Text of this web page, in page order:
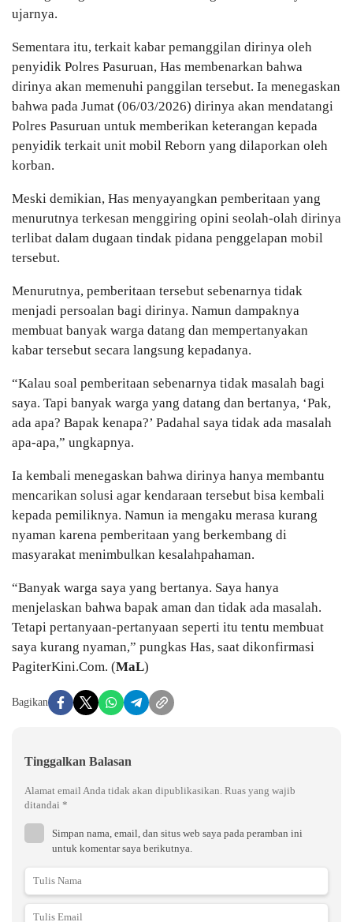
ujarnya.
Sementara itu, terkait kabar pemanggilan dirinya oleh
penyidik Polres Pasuruan, Has membenarkan bahwa
dirinya akan memenuhi panggilan tersebut. Ia menegaskan
bahwa pada Jumat (06/03/2026) dirinya akan mendatangi
Polres Pasuruan untuk memberikan keterangan kepada
penyidik terkait unit mobil Reborn yang dilaporkan oleh
korban.
Meski demikian, Has menyayangkan pemberitaan yang
menurutnya terkesan menggiring opini seolah-olah dirinya
terlibat dalam dugaan tindak pidana penggelapan mobil
tersebut.
Menurutnya, pemberitaan tersebut sebenarnya tidak
menjadi persoalan bagi dirinya. Namun dampaknya
membuat banyak warga datang dan mempertanyakan
kabar tersebut secara langsung kepadanya.
“Kalau soal pemberitaan sebenarnya tidak masalah bagi
saya. Tapi banyak warga yang datang dan bertanya, ‘Pak,
ada apa? Bapak kenapa?’ Padahal saya tidak ada masalah
apa-apa,” ungkapnya.
Ia kembali menegaskan bahwa dirinya hanya membantu
mencarikan solusi agar kendaraan tersebut bisa kembali
kepada pemiliknya. Namun ia mengaku merasa kurang
nyaman karena pemberitaan yang berkembang di
masyarakat menimbulkan kesalahpahaman.
“Banyak warga saya yang bertanya. Saya hanya
menjelaskan bahwa bapak aman dan tidak ada masalah.
Tetapi pertanyaan-pertanyaan seperti itu tentu membuat
saya kurang nyaman,” pungkas Has, saat dikonfirmasi
PagiterKini.Com. (MaL)
Bagikan
Tinggalkan Balasan
Alamat email Anda tidak akan dipublikasikan. Ruas yang wajib
ditandai *
Simpan nama, email, dan situs web saya pada peramban ini
untuk komentar saya berikutnya.